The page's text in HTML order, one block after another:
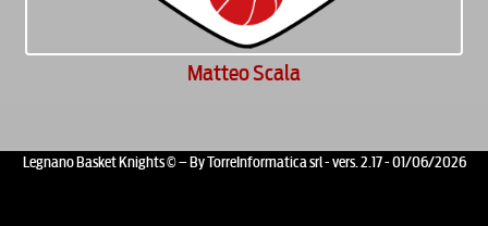
Matteo Scala
Legnano Basket Knights © – By TorreInformatica srl - vers. 2.17 - 01/06/2026